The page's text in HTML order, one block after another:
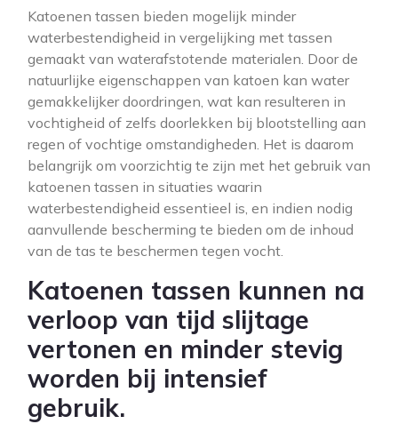
Katoenen tassen bieden mogelijk minder
waterbestendigheid in vergelijking met tassen
gemaakt van waterafstotende materialen. Door de
natuurlijke eigenschappen van katoen kan water
gemakkelijker doordringen, wat kan resulteren in
vochtigheid of zelfs doorlekken bij blootstelling aan
regen of vochtige omstandigheden. Het is daarom
belangrijk om voorzichtig te zijn met het gebruik van
katoenen tassen in situaties waarin
waterbestendigheid essentieel is, en indien nodig
aanvullende bescherming te bieden om de inhoud
van de tas te beschermen tegen vocht.
Katoenen tassen kunnen na
verloop van tijd slijtage
vertonen en minder stevig
worden bij intensief
gebruik.